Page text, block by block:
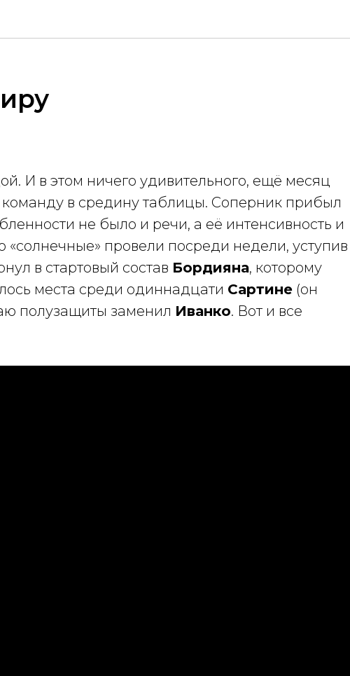
И в этом ничего удивительного, ещё месяц
в средину таблицы. Соперник прибыл
не было и речи, а её интенсивность и
провели посреди недели, уступив
в стартовый состав Бордияна, которому
места среди одиннадцати Сартине (он
полузащиты заменил Иванко. Вот и все